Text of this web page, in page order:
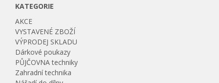
KATEGORIE
AKCE
VYSTAVENÉ ZBOŽÍ
VÝPRODEJ SKLADU
Dárkové poukazy
PŮJČOVNA techniky
Zahradní technika